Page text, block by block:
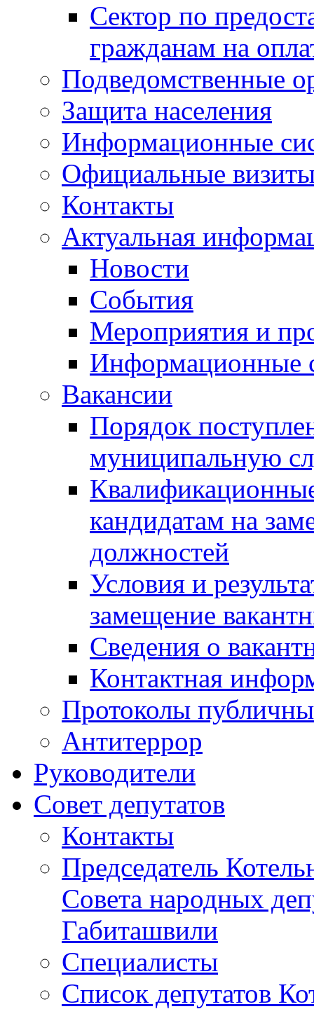
Сектор по
гражданам на
Подведомственные
Защита населения
Информационные
Официальные
Контакты
Актуальная
Новости
События
Мероприятия и
Информационные
Вакансии
Порядок
муниципальную
кандидатам на
должностей
Условия и
замещение
Сведения о
Контактная
Протоколы
Антитеррор
Руководители
Совет депутатов
Контакты
Председатель
Совета народных
Габиташвили
Специалисты
Список депутатов